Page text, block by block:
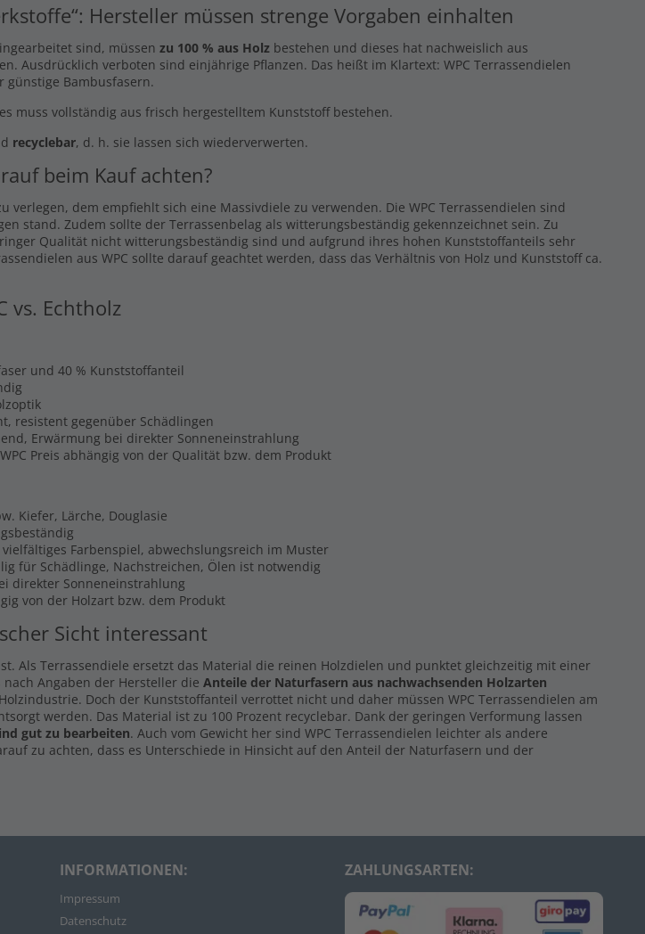
Hersteller müssen strenge Vorgaben einhalten
sind, müssen zu 100 % aus Holz bestehen und dieses hat nachweislich aus
Ausdrücklich verboten sind einjährige Pflanzen. Das heißt im Klartext: WPC Terrassendielen
Bambusfasern.
muss vollständig aus frisch hergestelltem Kunststoff bestehen.
recyclebar, d. h. sie lassen sich wiederverwerten.
beim Kauf achten?
verlegen, dem empfiehlt sich eine Massivdiele zu verwenden. Die WPC Terrassendielen sind
stand. Zudem sollte der Terrassenbelag als witterungsbeständig gekennzeichnet sein. Zu
Qualität nicht witterungsbeständig sind und aufgrund ihres hohen Kunststoffanteils sehr
aus WPC sollte darauf geachtet werden, dass das Verhältnis von Holz und Kunststoff ca.
vs. Echtholz
und 40 % Kunststoffanteil
resistent gegenüber Schädlingen
Erwärmung bei direkter Sonneneinstrahlung
Preis abhängig von der Qualität bzw. dem Produkt
Kiefer, Lärche, Douglasie
Farbenspiel, abwechslungsreich im Muster
für Schädlinge, Nachstreichen, Ölen ist notwendig
direkter Sonneneinstrahlung
von der Holzart bzw. dem Produkt
Sicht interessant
Als Terrassendiele ersetzt das Material die reinen Holzdielen und punktet gleichzeitig mit einer
nach Angaben der Hersteller die Anteile der Naturfasern aus nachwachsenden Holzarten
Doch der Kunststoffanteil verrottet nicht und daher müssen WPC Terrassendielen am
werden. Das Material ist zu 100 Prozent recyclebar. Dank der geringen Verformung lassen
gut zu bearbeiten. Auch vom Gewicht her sind WPC Terrassendielen leichter als andere
zu achten, dass es Unterschiede in Hinsicht auf den Anteil der Naturfasern und der
INFORMATIONEN:
Impressum
Datenschutz
ZAHLUNGSARTEN: